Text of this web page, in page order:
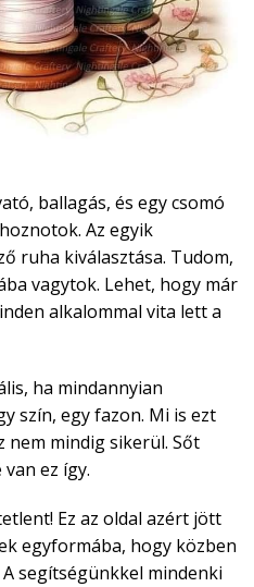
ballagás, és egy csomó
Az egyik
ruha kiválasztása. Tudom,
vagytok. Lehet, hogy már
alkalommal vita lett a
ha mindannyian
szín, egy fazon. Mi is ezt
nem mindig sikerül. Sőt
ez így.
Ez az oldal azért jött
egyformába, hogy közben
segítségünkkel mindenki